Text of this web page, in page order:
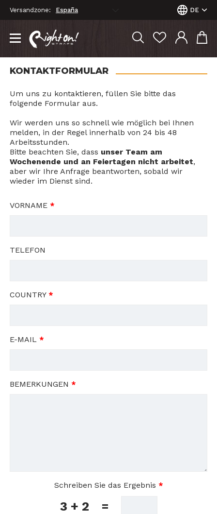
Versandzone: DE
KONTAKTFORMULAR
Um uns zu kontaktieren, füllen Sie bitte das
folgende Formular aus.
Wir werden uns so schnell wie möglich bei Ihnen
melden, in der Regel innerhalb von 24 bis 48
Arbeitsstunden.
Bitte beachten Sie, dass unser Team am
Wochenende und an Feiertagen nicht arbeitet,
aber wir Ihre Anfrage beantworten, sobald wir
wieder im Dienst sind.
VORNAME *
TELEFON
COUNTRY *
E-MAIL *
BEMERKUNGEN *
Schreiben Sie das Ergebnis *
3 + 2 =